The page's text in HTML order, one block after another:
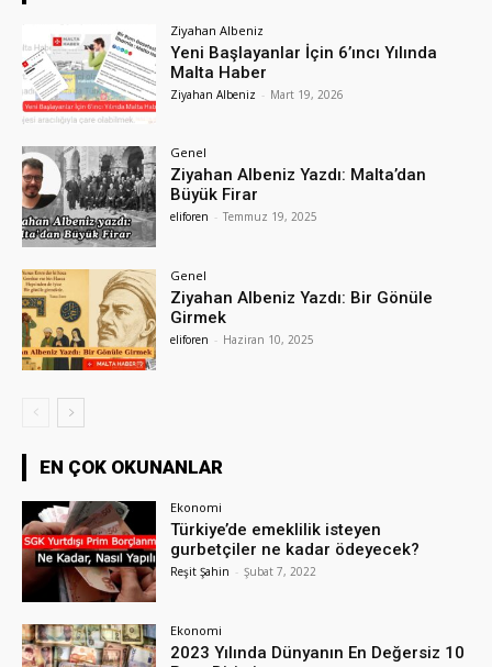
Ziyahan Albeniz
Yeni Başlayanlar İçin 6’ıncı Yılında
Malta Haber
Ziyahan Albeniz - Mart 19, 2026
Genel
Ziyahan Albeniz Yazdı: Malta’dan
Büyük Firar
eliforen - Temmuz 19, 2025
Genel
Ziyahan Albeniz Yazdı: Bir Gönüle
Girmek
eliforen - Haziran 10, 2025
EN ÇOK OKUNANLAR
Ekonomi
Türkiye’de emeklilik isteyen
gurbetçiler ne kadar ödeyecek?
Reşit Şahin - Şubat 7, 2022
Ekonomi
2023 Yılında Dünyanın En Değersiz 10